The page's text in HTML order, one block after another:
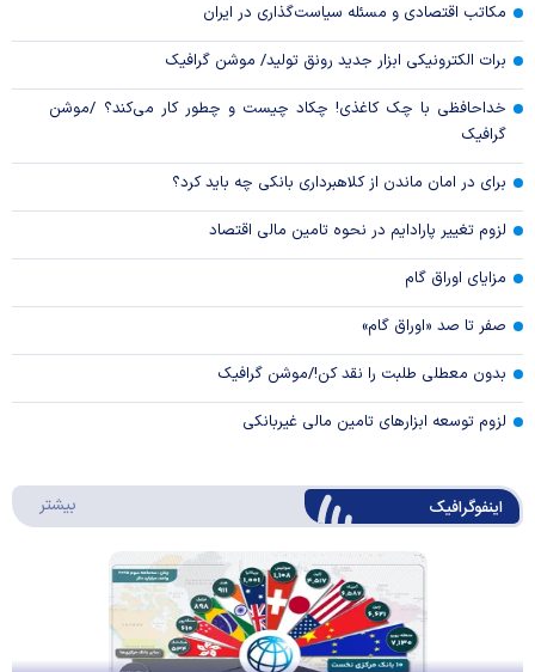
مکاتب اقتصادی و مسئله سیاست‌گذاری در ایران
برات الکترونیکی ابزار جدید رونق تولید/ موشن گرافیک
خداحافظی با چک کاغذی! چکاد چیست و چطور کار می‌کند؟ /موشن
گرافیک
برای در امان ماندن از کلاهبرداری بانکی چه باید کرد؟
لزوم تغییر پارادایم در نحوه تامین مالی اقتصاد
مزایای اوراق گام
صفر تا صد «اوراق گام»
بدون معطلی طلبت را نقد کن!/موشن گرافیک
لزوم توسعه ابزارهای تامین مالی غیربانکی
اینفوگرافیک بیشتر